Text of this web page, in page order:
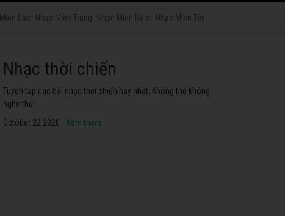
Bắc Nhạc Miền Trung Nhạc Miền Nam Nhạc Miền Tây
Nhạc thời chiến
Tuyển tập các bài nhạc thời chiến hay nhất. Không thể không
nghe thử.
October 22 2020 - Xem thêm